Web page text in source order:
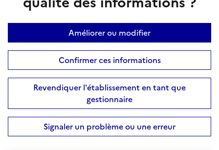
Améliorer ou modifier
Confirmer ces informations
Revendiquer l'établissement en tant que
gestionnaire
Signaler un problème ou une erreur